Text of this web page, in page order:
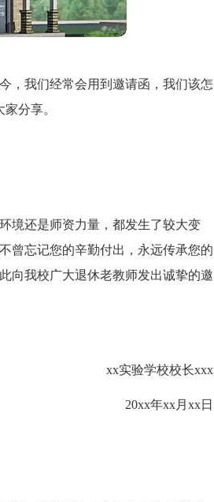
，我们经常会用到邀请函，我们该怎
分享。
境还是师资力量，都发生了较大变
曾忘记您的辛勤付出，永远传承您的
向我校广大退休老教师发出诚挚的邀
xx实验学校校长xxx
20xx年xx月xx日